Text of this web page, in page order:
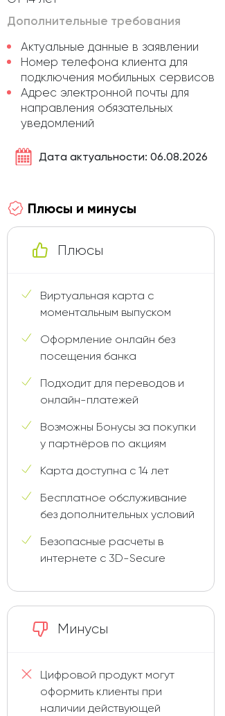
Дополнительные требования
Актуальные данные в заявлении
Номер телефона клиента для
подключения мобильных сервисов
Адрес электронной почты для
направления обязательных
уведомлений
Дата актуальности: 06.08.2026
Плюсы и минусы
Плюсы
Виртуальная карта с
моментальным выпуском
Оформление онлайн без
посещения банка
Подходит для переводов и
онлайн-платежей
Возможны Бонусы за покупки
у партнёров по акциям
Карта доступна с 14 лет
Бесплатное обслуживание
без дополнительных условий
Безопасные расчеты в
интернете с 3D-Secure
Минусы
Цифровой продукт могут
оформить клиенты при
наличии действующей